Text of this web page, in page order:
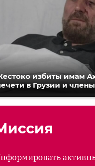
избиты имам
в Грузии и